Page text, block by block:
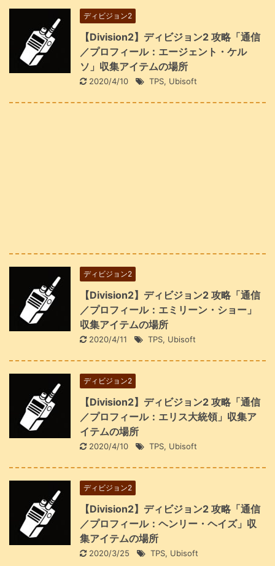
ディビジョン2
【Division2】ディビジョン2 攻略「通信
／プロフィール：エージェント・ケル
ソ」収集アイテムの場所
2020/4/10 TPS, Ubisoft
ディビジョン2
【Division2】ディビジョン2 攻略「通信
／プロフィール：エミリーン・ショー」
収集アイテムの場所
2020/4/11 TPS, Ubisoft
ディビジョン2
【Division2】ディビジョン2 攻略「通信
／プロフィール：エリス大統領」収集ア
イテムの場所
2020/4/10 TPS, Ubisoft
ディビジョン2
【Division2】ディビジョン2 攻略「通信
／プロフィール：ヘンリー・ヘイズ」収
集アイテムの場所
2020/3/25 TPS, Ubisoft